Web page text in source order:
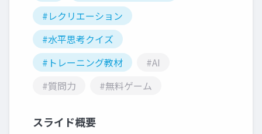
#レクリエーション
#水平思考クイズ
#トレーニング教材
#AI
#質問力
#無料ゲーム
スライド概要